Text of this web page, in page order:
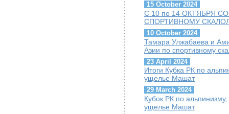
15 October 2024
С 10 по 14 ОКТЯБРЯ
СПОРТИВНОМУ
10 October 2024
Тамара Улжабаева и
Азии по спортивному
23 April 2024
Итоги Кубка РК по
ущелье Машат
29 March 2024
Кубок РК по
ущелье Машат